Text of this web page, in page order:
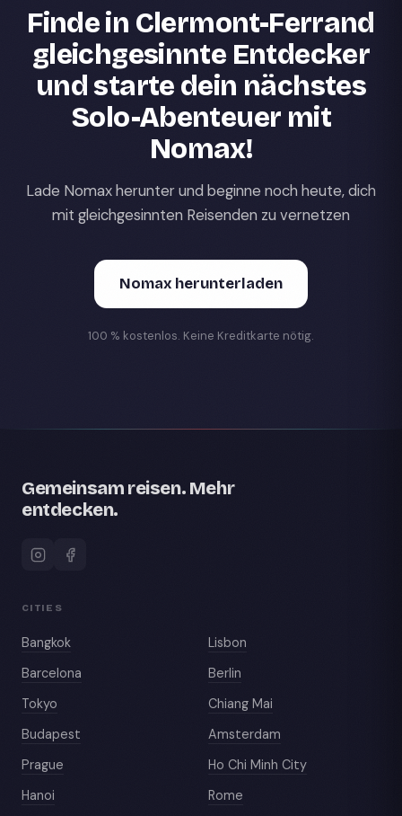
Finde in Clermont-Ferrand
gleichgesinnte Entdecker
und starte dein nächstes
Solo-Abenteuer mit
Nomax!
Lade Nomax herunter und beginne noch heute, dich
mit gleichgesinnten Reisenden zu vernetzen
Nomax herunterladen
100 % kostenlos. Keine Kreditkarte nötig.
Gemeinsam reisen. Mehr
entdecken.
CITIES
Bangkok
Lisbon
Barcelona
Berlin
Tokyo
Chiang Mai
Budapest
Amsterdam
Prague
Ho Chi Minh City
Hanoi
Rome